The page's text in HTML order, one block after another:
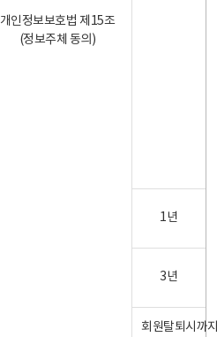
개인정보보호법 제15조
(정보주체 동의)
1년
3년
회원탈퇴시까